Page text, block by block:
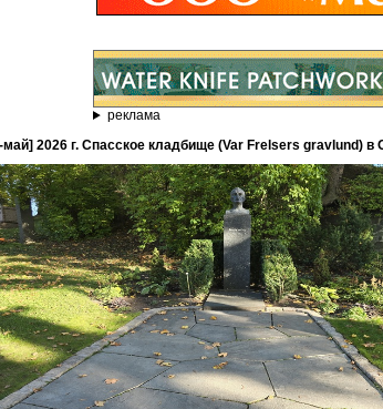
реклама
май] 2026 г. Спасское кладбище (Var Frelsers gravlund) в